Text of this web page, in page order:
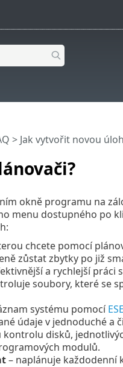
> Jak vytvořit novou
okně programu na
menu dostupného po
chcete pomocí
zůstat zbytky po již
a rychlejší práci
soubory, které se
systému pomocí
údaje v jednoduché a
disků,
modulů.
– naplánuje každodenní